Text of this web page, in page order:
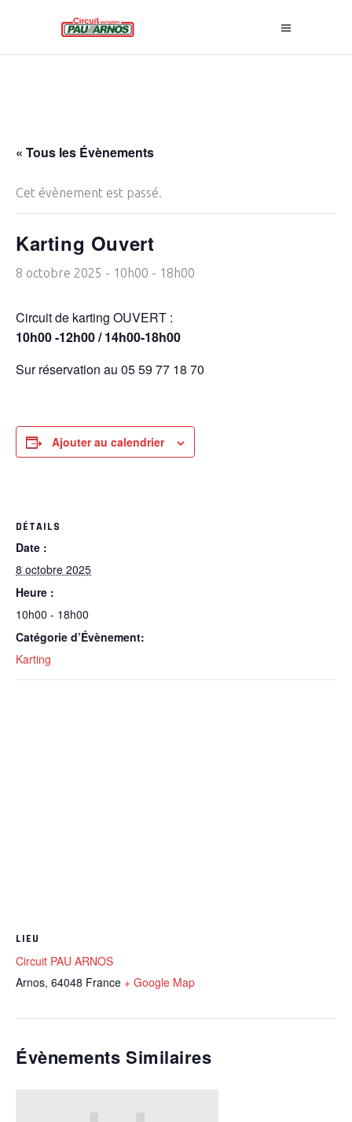
« Tous les Évènements
Cet évènement est passé.
Karting Ouvert
8 octobre 2025 - 10h00 - 18h00
Circuit de karting OUVERT :
10h00 -12h00 / 14h00-18h00
Sur réservation au 05 59 77 18 70
Ajouter au calendrier
DÉTAILS
Date :
8 octobre 2025
Heure :
10h00 - 18h00
Catégorie d’Évènement:
Karting
LIEU
Circuit PAU ARNOS
Arnos, 64048 France + Google Map
Évènements Similaires